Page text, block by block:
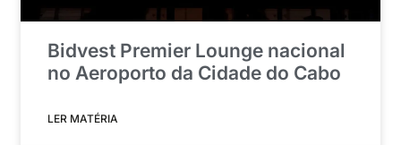
Bidvest Premier Lounge nacional
no Aeroporto da Cidade do Cabo
LER MATÉRIA